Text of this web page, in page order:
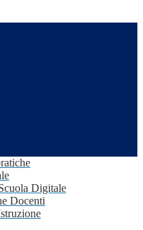
Digitale
Docenti